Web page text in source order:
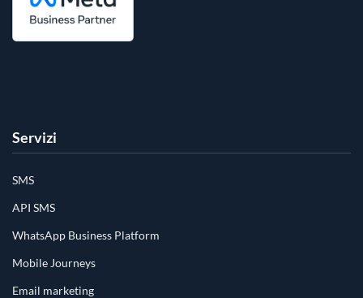
Servizi
SMS
API SMS
WhatsApp Business Platform
Mobile Journeys
Email marketing